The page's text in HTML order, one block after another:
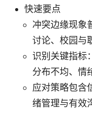
快速要点
冲突边缘现象
讨论、校园与
识别关键指标
分布不均、情
应对策略包含
绪管理与有效